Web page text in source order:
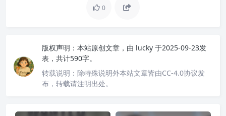
0
版权声明： 本站原创文章，由 lucky 于2025-09-23发
表，共计590字。
转载说明： 除特殊说明外本站文章皆由CC-4.0协议发
布，转载请注明出处。